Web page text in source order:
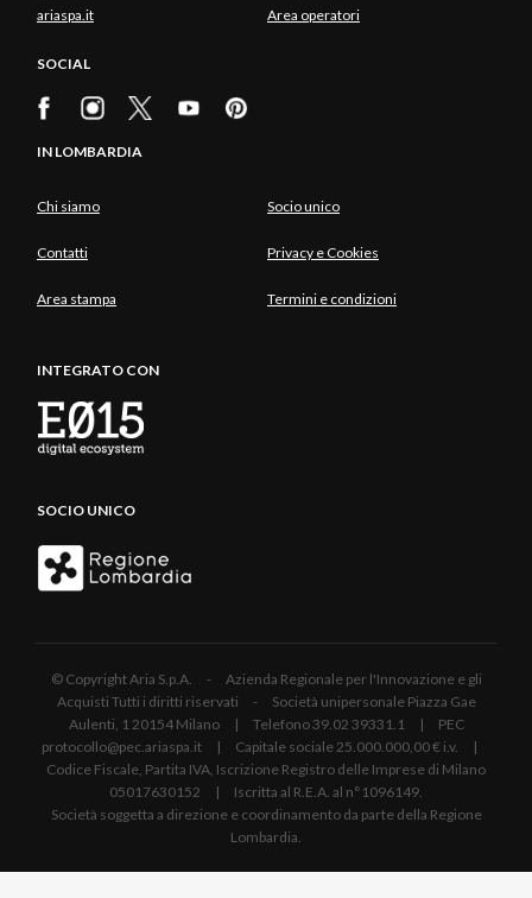
ariaspa.it Area operatori
SOCIAL
IN LOMBARDIA
Chi siamo Socio unico
Contatti Privacy e Cookies
Area stampa Termini e condizioni
INTEGRATO CON
SOCIO UNICO
© Copyright Aria S.p.A. - Azienda Regionale per l'Innovazione e gli
Acquisti Tutti i diritti riservati - Società unipersonale Piazza Gae
Aulenti, 1 20154 Milano | Telefono 39.02 39331.1 | PEC
protocollo@pec.ariaspa.it | Capitale sociale 25.000.000,00 € i.v. |
Codice Fiscale, Partita IVA, Iscrizione Registro delle Imprese di Milano
05017630152 | Iscritta al R.E.A. al n°1096149.
Società soggetta a direzione e coordinamento da parte della Regione
Lombardia.